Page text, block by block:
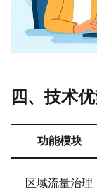
四、技术
功能模块
区域流量治理